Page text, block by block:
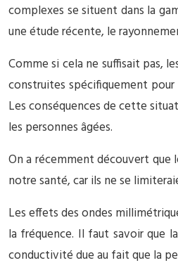
complexes se situent dans la
une étude récente, le
Comme si cela ne suffisait pas,
construites spécifiquement pour
Les conséquences de cette
les personnes âgées.
On a récemment découvert que
notre santé, car ils ne se
Les effets des ondes
la fréquence. Il faut savoir que
conductivité due au fait que la